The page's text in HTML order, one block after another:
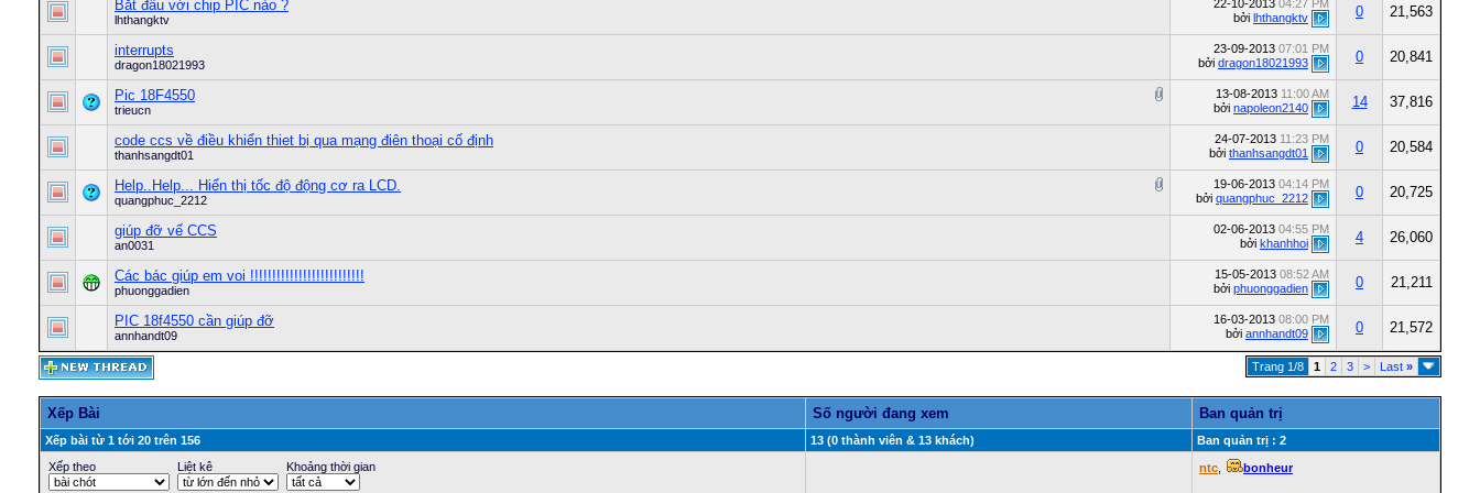
Bắt đầu với chip PIC nào ?
lhthangktv
22-10-2013 04:27 PM
bởi lhthangktv 0 21,563
interrupts
dragon18021993
23-09-2013 07:01 PM
bởi dragon18021993 0 20,841
Pic 18F4550
trieucn
13-08-2013 11:00 AM
bởi napoleon2140 14 37,816
code ccs về điều khiển thiet bị qua mạng điên thoại cố định
thanhsangdt01
24-07-2013 11:23 PM
bởi thanhsangdt01 0 20,584
Help..Help... Hiển thị tốc độ động cơ ra LCD.
quangphuc_2212
19-06-2013 04:14 PM
bởi quangphuc_2212 0 20,725
giúp đỡ vế CCS
an0031
02-06-2013 04:55 PM
bởi khanhhoi 4 26,060
Các bác giúp em voi !!!!!!!!!!!!!!!!!!!!!!!!!!
phuonggadien
15-05-2013 08:52 AM
bởi phuonggadien 0 21,211
PIC 18f4550 cần giúp đỡ
annhandt09
16-03-2013 08:00 PM
bởi annhandt09 0 21,572
Trang 1/8 1 2 3 > Last »
Xếp Bài Số người đang xem Ban quản trị
Xếp bài từ 1 tới 20 trên 156 13 (0 thành viên & 13 khách)
Ban quản trị : 2
Xếp theo
Liệt kê Khoảng thời gian ntc bonheur